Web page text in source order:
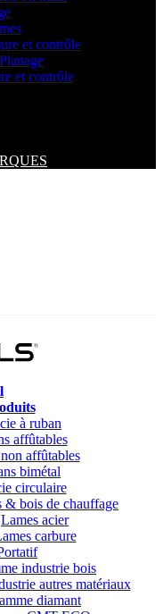
et contrôle
Planage
et contrôle
à ruban
affûtables
affûtables
bimétal
circulaire
& bois de chauffage
Lames acier
carbure
industrie bois
autres matériaux
diamant